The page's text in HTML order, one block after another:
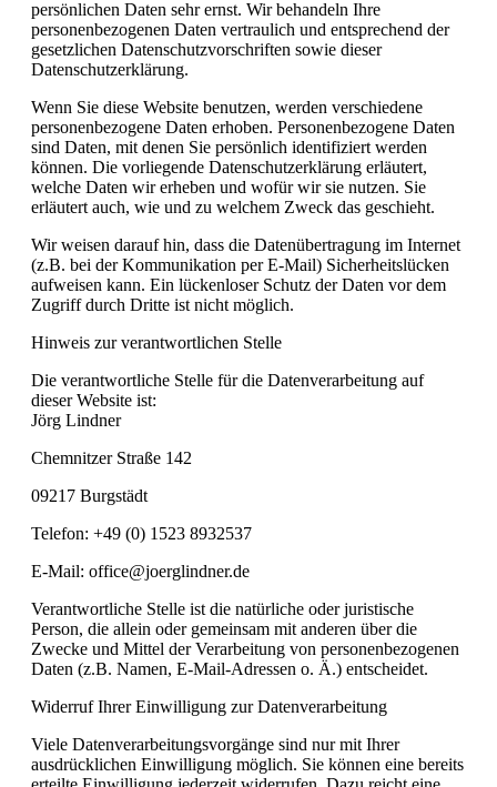
persönlichen Daten sehr ernst. Wir behandeln Ihre
personenbezogenen Daten vertraulich und entsprechend der
gesetzlichen Datenschutzvorschriften sowie dieser
Datenschutzerklärung.
Wenn Sie diese Website benutzen, werden verschiedene
personenbezogene Daten erhoben. Personenbezogene Daten
sind Daten, mit denen Sie persönlich identifiziert werden
können. Die vorliegende Datenschutzerklärung erläutert,
welche Daten wir erheben und wofür wir sie nutzen. Sie
erläutert auch, wie und zu welchem Zweck das geschieht.
Wir weisen darauf hin, dass die Datenübertragung im Internet
(z.B. bei der Kommunikation per E-Mail) Sicherheitslücken
aufweisen kann. Ein lückenloser Schutz der Daten vor dem
Zugriff durch Dritte ist nicht möglich.
Hinweis zur verantwortlichen Stelle
Die verantwortliche Stelle für die Datenverarbeitung auf
dieser Website ist:
Jörg Lindner
Chemnitzer Straße 142
09217 Burgstädt
Telefon: +49 (0) 1523 8932537
E-Mail: office@joerglindner.de
Verantwortliche Stelle ist die natürliche oder juristische
Person, die allein oder gemeinsam mit anderen über die
Zwecke und Mittel der Verarbeitung von personenbezogenen
Daten (z.B. Namen, E-Mail-Adressen o. Ä.) entscheidet.
Widerruf Ihrer Einwilligung zur Datenverarbeitung
Viele Datenverarbeitungsvorgänge sind nur mit Ihrer
ausdrücklichen Einwilligung möglich. Sie können eine bereits